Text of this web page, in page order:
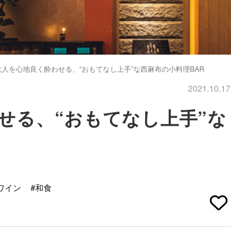
を心地良く酔わせる、“おもてなし上手”な西麻布の小料理BAR
2021.10.17
る、“おもてなし上手”な
イン
#和食